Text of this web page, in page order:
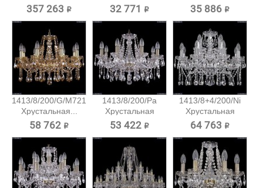
357 263 ₽
подвесная...
32 771 ₽ 35 886 ₽
1413/8/200/G/M721
Хрустальная...
58 762 ₽
1413/8/200/Pa
Хрустальная
подвесная...
53 422 ₽
1413/8+4/200/Ni
Хрустальная
подвесная...
64 763 ₽